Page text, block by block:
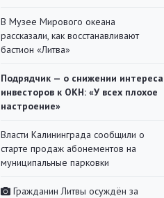
В Музее Мирового океана
рассказали, как восстанавливают
бастион «Литва»
Подрядчик — о снижении интереса
инвесторов к ОКН: «У всех плохое
настроение»
Власти Калининграда сообщили о
старте продаж абонементов на
муниципальные парковки
Гражданин Литвы осуждён за